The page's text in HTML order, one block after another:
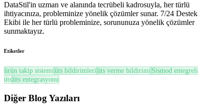
DataStil'in uzman ve alanında tecrübeli kadrosuyla, her türlü
ihtiyacınıza, probleminize yönelik çözümler sunar. 7/24 Destek
Ekibi ile her türlü probleminize, sorununuza yönelik çözümler
sunmaktayız.
Etiketler
ürün takip sistemiüts bildirimleriüts verme bildirimi Sismod entegreli
ütsüts entegrasyonu
Diğer Blog Yazıları